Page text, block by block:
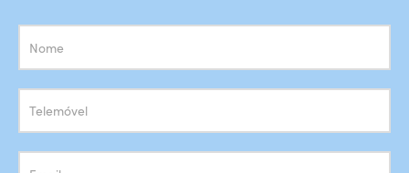
Subscrição
Newsletter